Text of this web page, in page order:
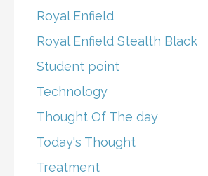
Royal Enfield
Royal Enfield Stealth Black
Student point
Technology
Thought Of The day
Today's Thought
Treatment